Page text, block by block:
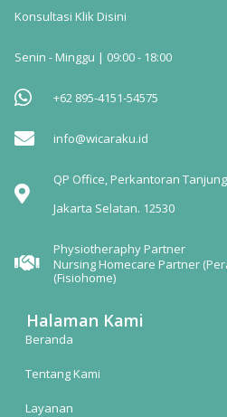
Konsultasi Klik Disini
Senin - Minggu | 09:00 - 18:00
+62 895-4151-54575
info@wicaraku.id
QP Office, Perkantoran
Jakarta Selatan. 12530
Physiotheraphy Partner
(Fisiohome)
Nursing Homecare Partner
Halaman Kami
Beranda
Tentang Kami
Layanan